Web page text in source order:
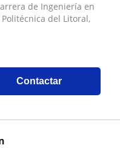
de Ingeniería en
del Litoral,
Contactar